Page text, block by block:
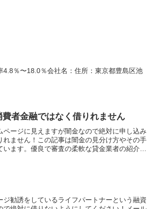
％〜18.0％会社名：住所：東京都豊島区池
費者金融ではなく借りれません
ージに見えますが闇金なので絶対に申し込み
ません！この記事は闇金の見分け方やその手
ます。優良で審査の柔軟な貸金業者の紹介と
勧誘をしているライフパートナーという融資